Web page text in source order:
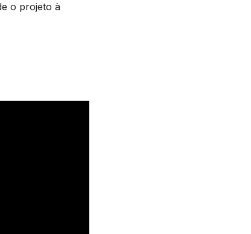
o projeto à